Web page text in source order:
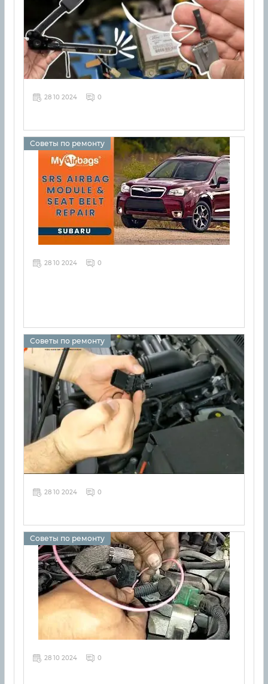
28 10 2024 0
Советы по ремонту
28 10 2024 0
Советы по ремонту
28 10 2024 0
Советы по ремонту
28 10 2024 0